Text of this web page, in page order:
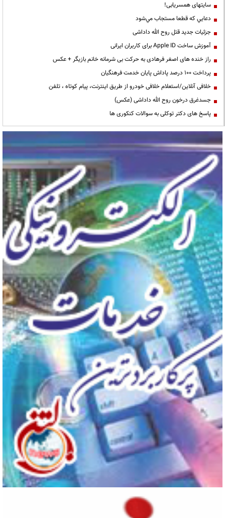
سایتهای همسریابی!
دعايي كه قطعا مستجاب مي‌شود
جزئیات جدید قتل روح الله داداشی
آموزش ساخت Apple ID برای کاربران ایرانی
راز خنده های اصغر فرهادی به حرکت بی شرمانه خانم بازیگر + عکس
پرداخت ۱۰۰ درصد پاداش پایان خدمت فرهنگیان
خلافی آنلاین/استعلام خلافی خودرو از طریق اینترنت، پیام کوتاه ، تلفن
جسدغرق درخون روح الله داداشی (عکس)
پاسخ های دکتر توکلی به سوالات کنکوری ها